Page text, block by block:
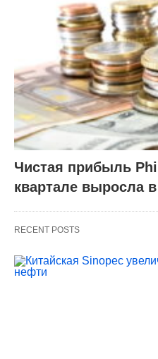
Чистая прибыль
квартале выросла
RECENT POSTS